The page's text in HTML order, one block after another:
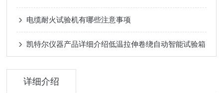
电缆耐火试验机有哪些注意事项
凯特尔仪器产品详细介绍低温拉伸卷绕自动智能试验箱
详细介绍